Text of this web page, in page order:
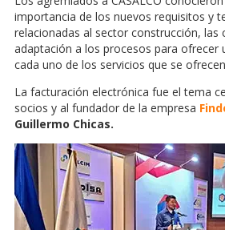
importancia de los nuevos requisitos y
relacionadas al sector construcción, las
adaptación a los procesos para ofrecer
cada uno de los servicios que se
La facturación electrónica fue el tema
socios y al fundador de la empresa
Guillermo Chicas.